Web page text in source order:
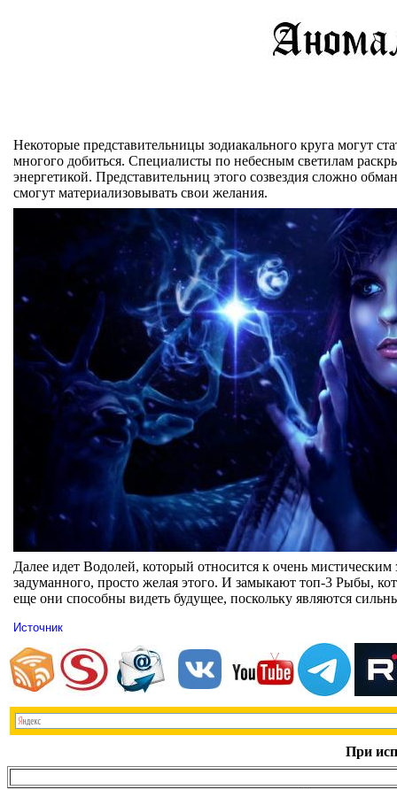
Некоторые представительницы зодиакального круга могут
многого добиться. Специалисты по небесным светилам
энергетикой. Представительниц этого созвездия сложно
смогут материализовывать свои желания.
Далее идет Водолей, который относится к очень
задуманного, просто желая этого. И замыкают топ-3 Рыбы,
еще они способны видеть будущее, поскольку являются
Источник
При